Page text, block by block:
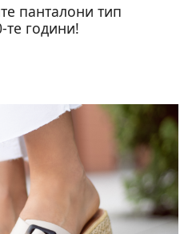
панталони тип
те години!